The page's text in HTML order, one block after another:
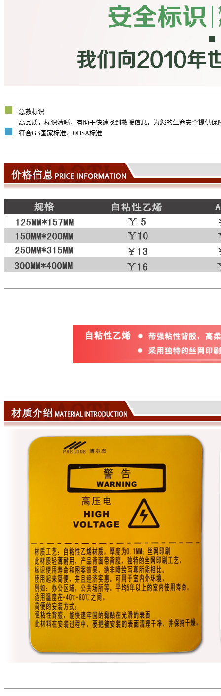
急救标识
高品质，标识清晰，有助于快速找到救援信息，为您的生命安全提供保
符合GB国家标准，OHSA标准